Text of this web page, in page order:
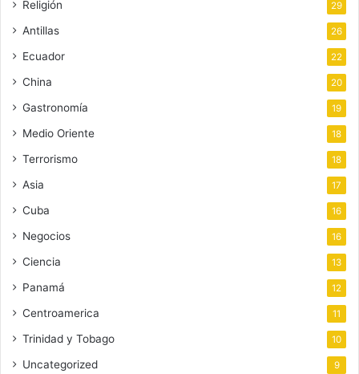
Religión 29
Antillas 26
Ecuador 22
China 20
Gastronomía 19
Medio Oriente 18
Terrorismo 18
Asia 17
Cuba 16
Negocios 16
Ciencia 13
Panamá 12
Centroamerica 11
Trinidad y Tobago 10
Uncategorized 9